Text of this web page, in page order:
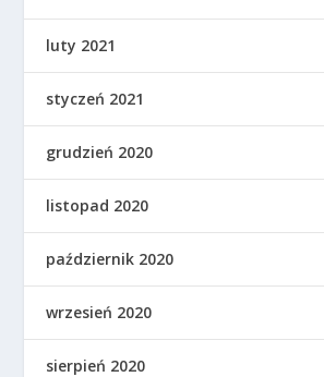
luty 2021
styczeń 2021
grudzień 2020
listopad 2020
październik 2020
wrzesień 2020
sierpień 2020